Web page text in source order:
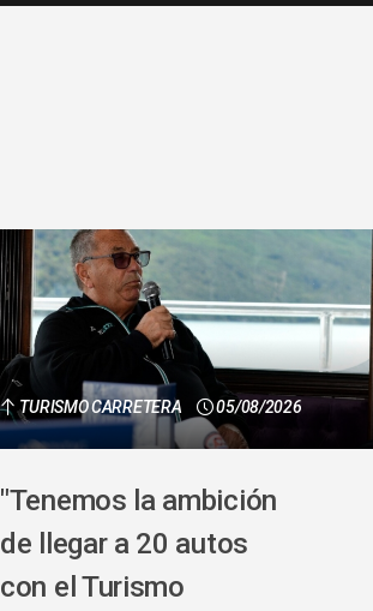
TURISMO CARRETERA 05/08/2026
"Tenemos la ambición
de llegar a 20 autos
con el Turismo